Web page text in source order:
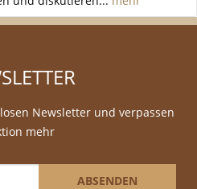
Newsletter und verpassen
mehr
ABSENDEN